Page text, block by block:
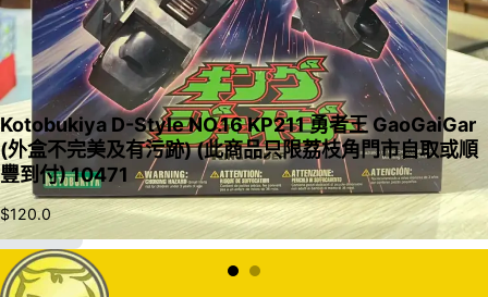
入購物車
Kotobukiya D-Style NO.16 KP211 勇者王 GaoGaiGar
(外盒不完美及有污跡) (此商品只限荔枝角門市自取或順
豐到付) 10471
$120.0